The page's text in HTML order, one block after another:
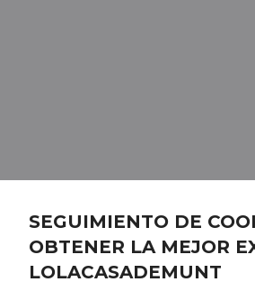
SEGUIMIENTO DE
OBTENER LA MEJOR
LOLACASADEMUNT